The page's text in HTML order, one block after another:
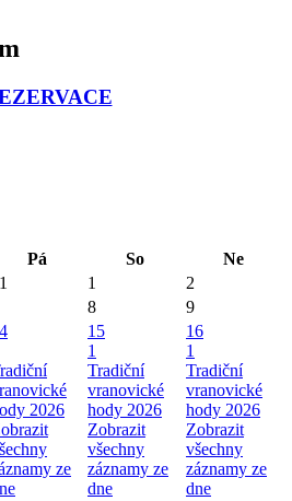
Pá So
Ne
1
2
8 9
2026
ze
15
1
Tradiční
vranovické
hody 2026
Zobrazit
všechny
záznamy ze
dne
16
1
Tradiční
vranovické
hody 2026
Zobrazit
všechny
záznamy ze
dne